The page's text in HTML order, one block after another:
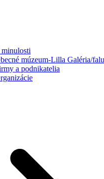
minulosti
múzeum-Lilla Galéria/
a podnikatelia